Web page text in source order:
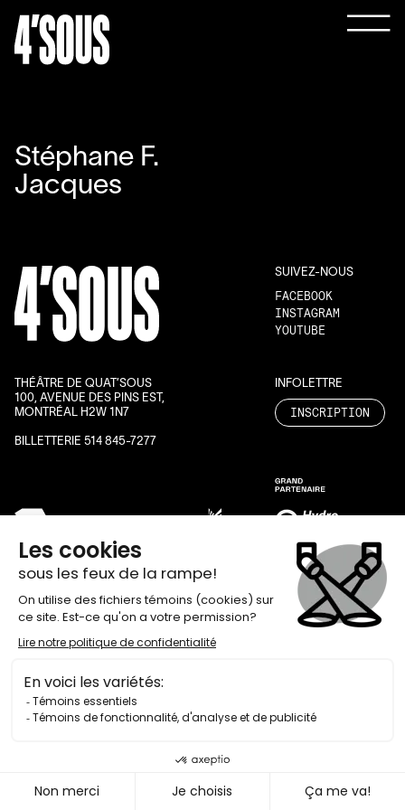
Stéphane F.
Jacques
SUIVEZ-NOUS
FACEBOOK
INSTAGRAM
YOUTUBE
THÉÂTRE DE QUAT’SOUS
100, AVENUE DES PINS EST,
MONTRÉAL H2W 1N7
BILLETTERIE 514 845-7277
INFOLETTRE
INSCRIPTION